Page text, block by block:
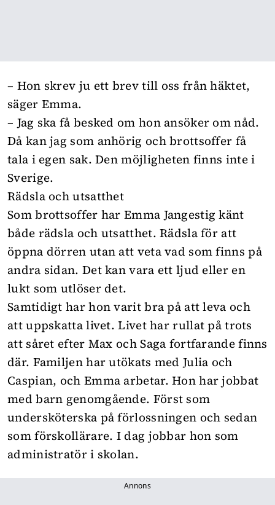
– Hon skrev ju ett brev till oss från häktet,
säger Emma.
– Jag ska få besked om hon ansöker om nåd.
Då kan jag som anhörig och brottsoffer få
tala i egen sak. Den möjligheten finns inte i
Sverige.
Rädsla och utsatthet
Som brottsoffer har Emma Jangestig känt
både rädsla och utsatthet. Rädsla för att
öppna dörren utan att veta vad som finns på
andra sidan. Det kan vara ett ljud eller en
lukt som utlöser det.
Samtidigt har hon varit bra på att leva och
att uppskatta livet. Livet har rullat på trots
att såret efter Max och Saga fortfarande finns
där. Familjen har utökats med Julia och
Caspian, och Emma arbetar. Hon har jobbat
med barn genomgående. Först som
undersköterska på förlossningen och sedan
som förskollärare. I dag jobbar hon som
administratör i skolan.
Annons